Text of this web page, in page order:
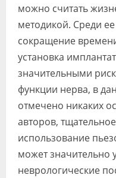
можно считать
методикой. Среди
сокращение
установка
значительными
функции нерва, в
отмечено никаких
авторов,
использование
может значительно
неврологические